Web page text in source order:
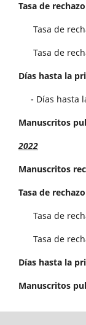
Tasa de
Tasa de
Tasa de
Días hasta la
- Días hasta
Manuscritos
2022
Manuscritos
Tasa de
Tasa de
Tasa de
Días hasta la
Manuscritos